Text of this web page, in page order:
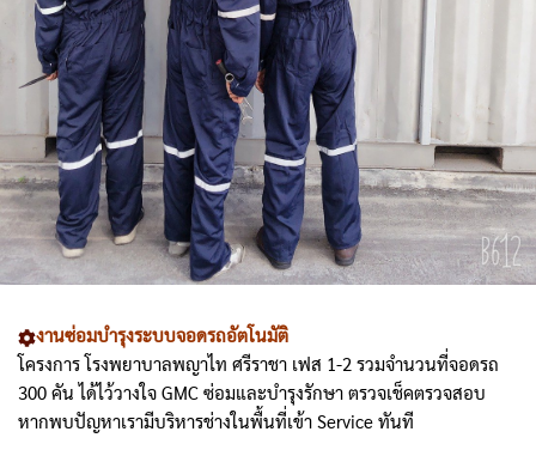
งานซ่อมบำรุงระบบจอดรถอัตโนมัติ
โครงการ โรงพยาบาลพญาไท ศรีราชา เฟส 1-2 รวมจำนวนที่จอดรถ
300 คัน ได้ไว้วางใจ GMC ซ่อมและบำรุงรักษา ตรวจเช็คตรวจสอบ
หากพบปัญหาเรามีบริหารช่างในพื้นที่เข้า Service ทันที